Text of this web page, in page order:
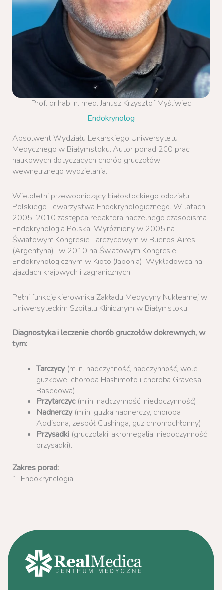
Prof. dr hab. n. med. Janusz Krzysztof Myśliwiec
Endokrynolog
Absolwent Wydziału Lekarskiego Uniwersytetu
Medycznego w Białymstoku. Autor ponad 200 prac
naukowych dotyczących chorób gruczołów
wewnętrznego wydzielania.
Wieloletni przewodniczący białostockiego oddziału
Polskiego Towarzystwa Endokrynologicznego. W latach
2005-2010 zastępca redaktora naczelnego czasopisma
Endokrynologia Polska. Wyróżniony w 2005 na
Światowym Kongresie Tarczycowym w Buenos Aires
(Argentyna) i w 2010 na Światowym Kongresie
Endokrynologicznym w Kioto (Japonia). Wykładowca na
zjazdach krajowych i zagranicznych.
Pełni funkcję kierownika Zakładu Medycyny Nuklearnej w
Uniwersyteckim Szpitalu Klinicznym w Białymstoku.
Diagnostyka i leczenie chorób gruczołów dokrewnych, w
tym:
Tarczycy (m.in. nadczynność, nadczynność, wole
guzkowe, choroba Hashimoto i choroba Gravesa-
Basedowa).
Przytarczyc(m.in. nadczynność, niedoczynność).
Nadnerczy (m.in. guzka nadnerczy, choroba
Addisona, zespół Cushinga, guz chromochłonny).
Przysadki(gruczolaki, akromegalia, niedoczynność
przysadki).
Zakres porad:
1. Endokrynologia